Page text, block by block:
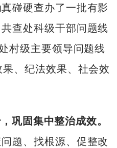
碰硬查办了一批有影
查处科级干部问题线
村级主要领导问题线
、纪法效果、社会效
巩固集中整治成效。
题、找根源、促整改